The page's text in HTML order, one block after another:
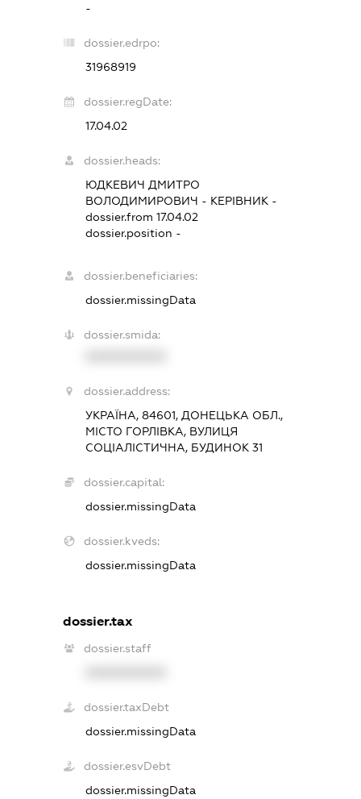
-
dossier.edrpo:
31968919
dossier.regDate:
17.04.02
dossier.heads:
ЮДКЕВИЧ ДМИТРО
ВОЛОДИМИРОВИЧ - КЕРІВНИК -
dossier.from 17.04.02
dossier.position -
dossier.beneficiaries:
dossier.missingData
dossier.smida:
dossier.address:
УКРАЇНА, 84601, ДОНЕЦЬКА ОБЛ.,
МІСТО ГОРЛІВКА, ВУЛИЦЯ
СОЦІАЛІСТИЧНА, БУДИНОК 31
dossier.capital:
dossier.missingData
dossier.kveds:
dossier.missingData
dossier.tax
dossier.staff
dossier.taxDebt
dossier.missingData
dossier.esvDebt
dossier.missingData